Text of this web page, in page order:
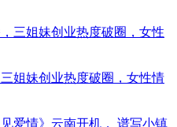
姐妹创业热度破圈，女性情